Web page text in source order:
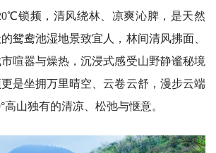
锁频，清风绕林、凉爽沁脾，是天然
鸳鸯池湿地景致宜人，林间清风拂面、
喧嚣与燥热，沉浸式感受山野静谧秘境
是坐拥万里晴空、云卷云舒，漫步云端
高山独有的清凉、松弛与惬意。